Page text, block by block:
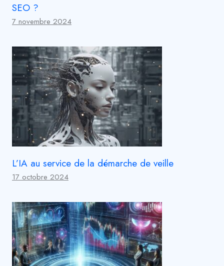
SEO ?
7 novembre 2024
L’IA au service de la démarche de veille
17 octobre 2024